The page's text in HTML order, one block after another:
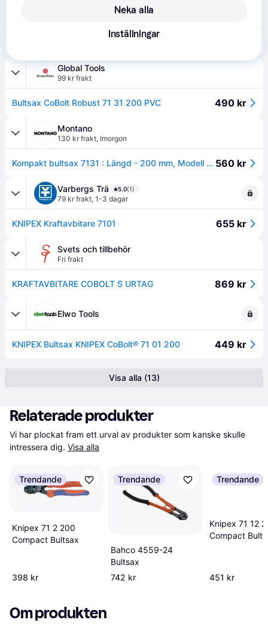
4.0(45)
KRAFT-SIDOAVBITARTÅNG KNIPEX 200MM
Global Tools
99 kr frakt
Bultsax CoBolt Robust 71 31 200 PVC 490 kr
Montano
130 kr frakt, Imorgon
Kompakt bultsax 7131 : Längd - 200 mm, Modell - 7131 560 kr
Varbergs Trä 5.0(1)
79 kr frakt, 1-3 dagar
KNIPEX Kraftavbitare 7101 655 kr
Svets och tillbehör
Fri frakt
KRAFTAVBITARE COBOLT S URTAG 869 kr
Elwo Tools
KNIPEX Bultsax KNIPEX CoBolt® 71 01 200 449 kr
Visa alla (13)
Relaterade produkter
Vi har plockat fram ett urval av produkter som kanske skulle
intressera dig. Visa alla
Trendande
Knipex 71 2 200
Compact Bultsax
398 kr
Trendande
Bahco 4559-24
Bultsax
742 kr
Trendande
Knipex 71 12
Compact
451 kr
Om produkten
Neka alla
Inställningar